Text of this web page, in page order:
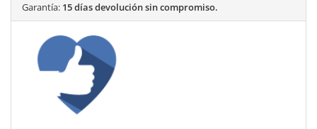
Garantía: 15 días devolución sin compromiso.